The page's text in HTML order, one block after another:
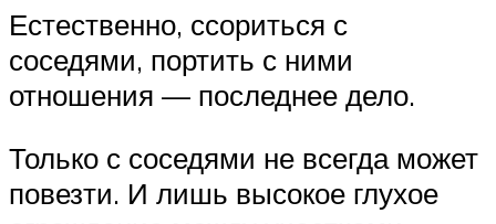
Естественно, ссориться с
соседями, портить с ними
отношения — последнее дело.
Только с соседями не всегда может
повезти. И лишь высокое глухое